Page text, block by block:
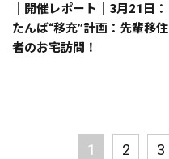
｜開催レポート｜3月21日：
たんば“移充”計画：先輩移住
者のお宅訪問！
1 2 3